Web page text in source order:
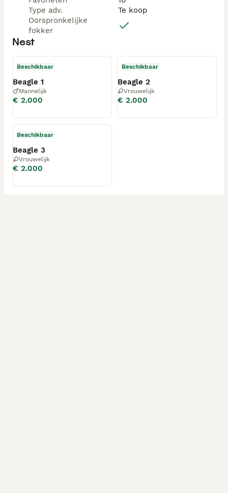
Type adv.
Te koop
Oorspronkelijke
fokker
Nest
Beschikbaar
Beagle 1
Mannelijk
€ 2.000
Beschikbaar
Beagle 2
Vrouwelijk
€ 2.000
Beschikbaar
Beagle 3
Vrouwelijk
€ 2.000